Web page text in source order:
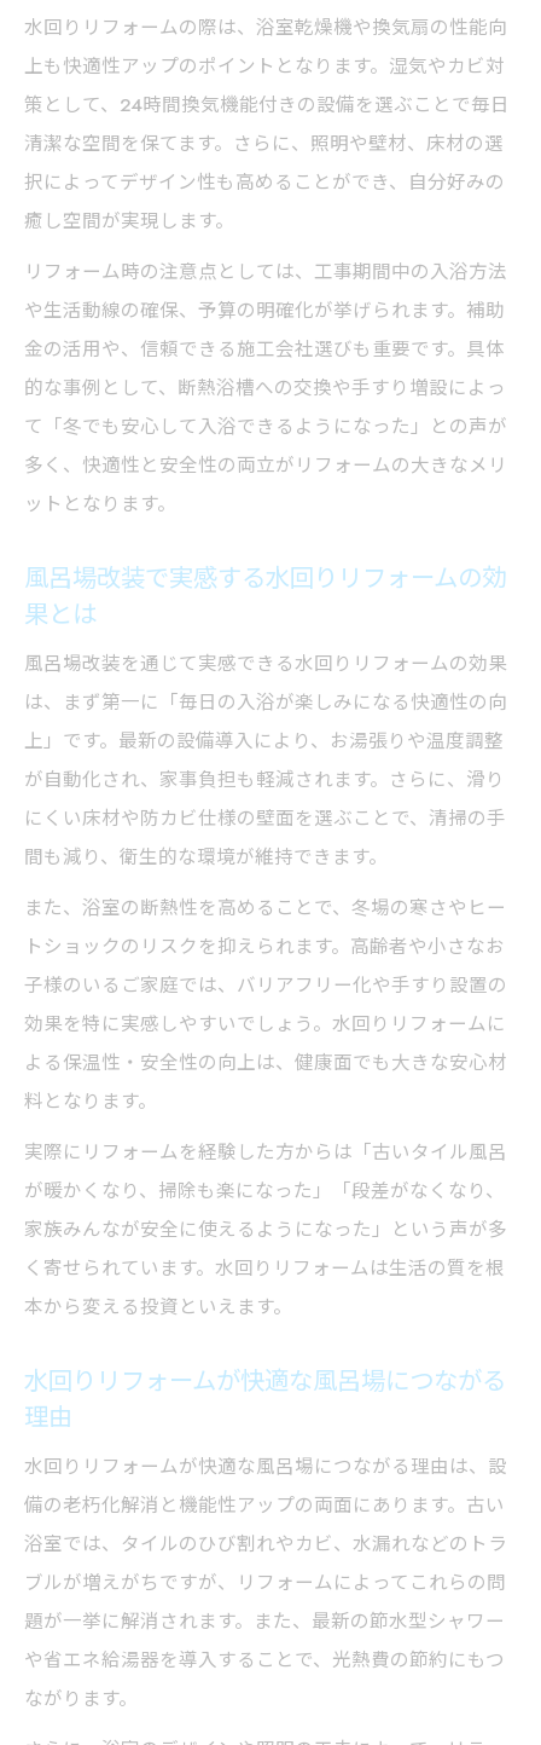
意点
水回りリフォームでヒートショック対策を
考える重要性
後悔しない水回りリフォームのポイント解説
水回りリフォームで後悔しないための選び
方ガイド
風呂リフォーム後悔を防ぐポイントと注意
事項
水回りリフォームで失敗しないプランの立
て方
風呂場改装で納得感を得るための比較ポイ
ント
水回りリフォームで予算と工事範囲を賢く
調整する方法
風呂場改装に役立つ補助金活用のコツ
風呂場改装に使える補助金の選び方と申請
の流れ
お風呂のリフォーム補助金を賢く利用する
ポイント
水回りリフォームで補助金を受けるための
条件解説
補助金を活かした風呂場改装の実例と注意
点
古い浴室のリフォーム費用と工期の実際
古いお風呂のリフォーム費用と期間の目安
とは
風呂場改装で知っておきたい工期と費用の
実態
水回りリフォームで費用が変動するポイン
ト解説
とは
コツ
戸建てとマンションで異なる改装の注意点
水回りリフォームで戸建てとマンションの
違いを理解
風呂場改装の費用や工期が異なる理由を解
説
水回りリフォームの際は、浴室乾燥機や換気扇の性能向
上も快適性アップのポイントとなります。湿気やカビ対
策として、24時間換気機能付きの設備を選ぶことで毎日
清潔な空間を保てます。さらに、照明や壁材、床材の選
択によってデザイン性も高めることができ、自分好みの
癒し空間が実現します。
リフォーム時の注意点としては、工事期間中の入浴方法
や生活動線の確保、予算の明確化が挙げられます。補助
金の活用や、信頼できる施工会社選びも重要です。具体
的な事例として、断熱浴槽への交換や手すり増設によっ
て「冬でも安心して入浴できるようになった」との声が
多く、快適性と安全性の両立がリフォームの大きなメリ
ットとなります。
風呂場改装で実感する水回りリフォームの効
果とは
風呂場改装を通じて実感できる水回りリフォームの効果
は、まず第一に「毎日の入浴が楽しみになる快適性の向
上」です。最新の設備導入により、お湯張りや温度調整
が自動化され、家事負担も軽減されます。さらに、滑り
にくい床材や防カビ仕様の壁面を選ぶことで、清掃の手
間も減り、衛生的な環境が維持できます。
また、浴室の断熱性を高めることで、冬場の寒さやヒー
トショックのリスクを抑えられます。高齢者や小さなお
子様のいるご家庭では、バリアフリー化や手すり設置の
効果を特に実感しやすいでしょう。水回りリフォームに
よる保温性・安全性の向上は、健康面でも大きな安心材
料となります。
実際にリフォームを経験した方からは「古いタイル風呂
が暖かくなり、掃除も楽になった」「段差がなくなり、
家族みんなが安全に使えるようになった」という声が多
く寄せられています。水回りリフォームは生活の質を根
本から変える投資といえます。
水回りリフォームが快適な風呂場につながる
理由
水回りリフォームが快適な風呂場につながる理由は、設
備の老朽化解消と機能性アップの両面にあります。古い
浴室では、タイルのひび割れやカビ、水漏れなどのトラ
ブルが増えがちですが、リフォームによってこれらの問
題が一挙に解消されます。また、最新の節水型シャワー
や省エネ給湯器を導入することで、光熱費の節約にもつ
ながります。